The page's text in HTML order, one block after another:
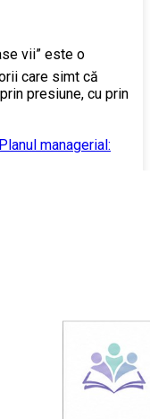
care simt că
presiune, cu prin
managerial: